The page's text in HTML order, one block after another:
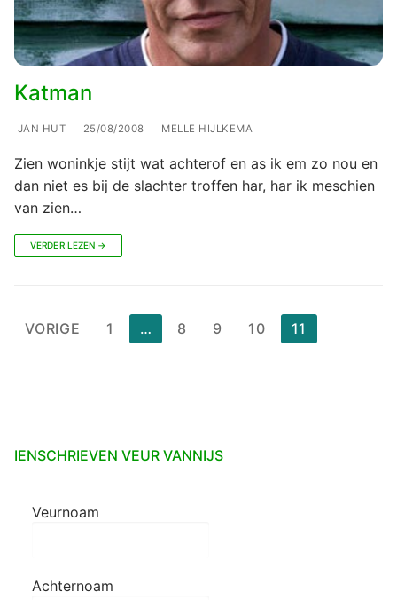
Katman
JAN HUT 25/08/2008 MELLE HIJLKEMA
Zien woninkje stijt wat achterof en as ik em zo nou en
dan niet es bij de slachter troffen har, har ik meschien
van zien…
VERDER LEZEN →
Berichten
VORIGE 1 … 8 9 10 11
IENSCHRIEVEN VEUR VANNIJS
Veurnoam
Achternoam